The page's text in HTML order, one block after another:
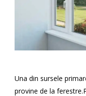
Una din sursele
provine de la